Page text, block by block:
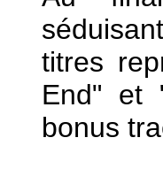
titres
End" et
bonus